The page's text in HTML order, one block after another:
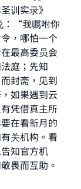
训实录》
：“我嘱咐你
，哪怕一个
最高委员会
庭；先知
封斋，见到
如果遇到云
凭借真主所
在看新月的
关机构。看
知官方机
畏而互助。
of lives
what is
those who